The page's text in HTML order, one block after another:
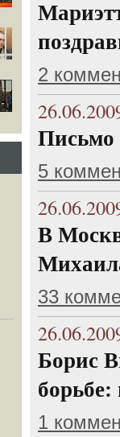
2
Письмо
5
В
33
Борис
1